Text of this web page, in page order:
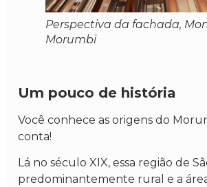
Perspectiva da fachada,
Morumbi
Um pouco de história
Você conhece as origens do
conta!
Lá no século XIX, essa região de
predominantemente rural e a